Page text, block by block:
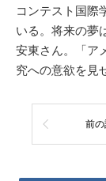
コンテスト国際
いる。将来の夢
安東さん。「ア
究への意欲を見
前